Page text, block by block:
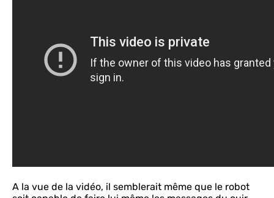
A la vue de la vidéo, il semblerait même que le robot